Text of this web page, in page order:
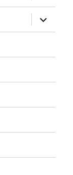
menú
inferior
expande
el
menú